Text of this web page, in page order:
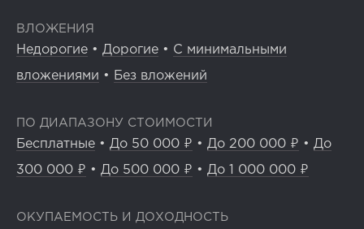
ВЛОЖЕНИЯ
Недорогие • Дорогие • С минимальными
вложениями • Без вложений
ПО ДИАПАЗОНУ СТОИМОСТИ
Бесплатные • До 50 000 ₽ • До 200 000 ₽ • До
300 000 ₽ • До 500 000 ₽ • До 1 000 000 ₽
ОКУПАЕМОСТЬ И ДОХОДНОСТЬ